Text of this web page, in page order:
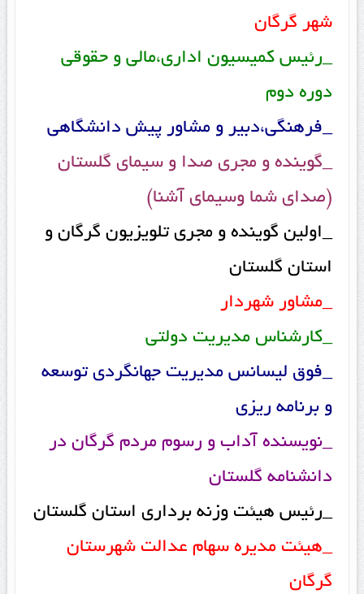
شهر گرگان
_رئیس کمیسیون اداری،مالی و حقوقی
دوره دوم
_فرهنگی،دبیر و مشاور پیش دانشگاهی
_گوینده و مجری صدا و سیمای گلستان
(صدای شما وسیمای آشنا)
_اولین گوینده و مجری تلویزیون گرگان و
استان گلستان
_مشاور شهردار
_کارشناس مدیریت دولتی
_فوق لیسانس مدیریت جهانگردی توسعه
و برنامه ریزی
_نویسنده آداب و رسوم مردم گرگان در
دانشنامه گلستان
_رئیس هیئت وزنه برداری استان گلستان
_هیئت مدیره سهام عدالت شهرستان
گرگان